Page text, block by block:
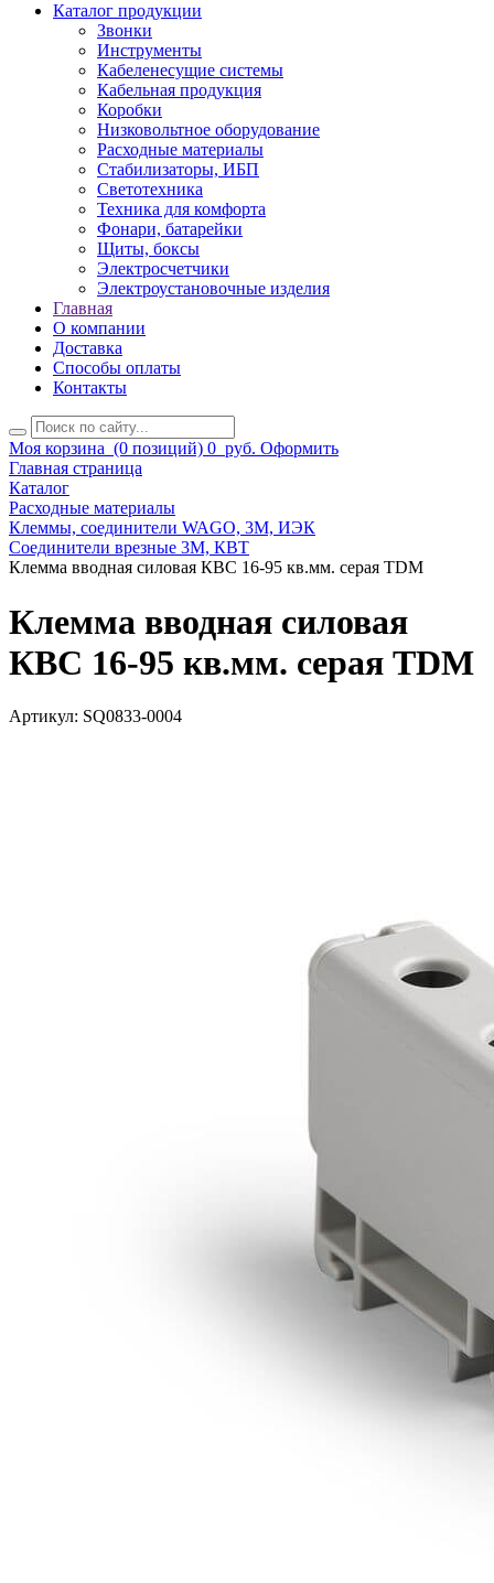
Каталог продукции
Звонки
Инструменты
Кабеленесущие системы
Кабельная продукция
Коробки
Низковольтное оборудование
Расходные материалы
Стабилизаторы, ИБП
Светотехника
Техника для комфорта
Фонари, батарейки
Щиты, боксы
Электросчетчики
Электроустановочные изделия
Главная
О компании
Доставка
Способы оплаты
Контакты
Моя корзина (0 позиций) 0 руб. Оформить
Главная страница
Каталог
Расходные материалы
Клеммы, соединители WAGO, 3M, ИЭК
Соединители врезные 3M, КВТ
Клемма вводная силовая КВС 16-95 кв.мм. серая TDM
Клемма вводная силовая
КВС 16-95 кв.мм. серая TDM
Артикул: SQ0833-0004